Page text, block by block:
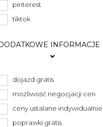
pinterest
tiktok
INFORMACJE
dojazd gratis
możliwość negocjacji cen
ceny ustalane indywidualnie
poprawki gratis